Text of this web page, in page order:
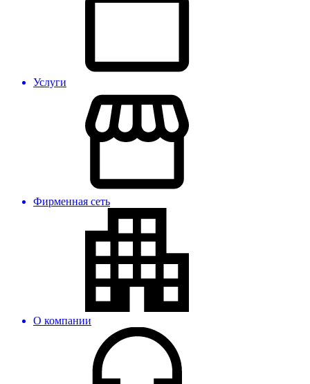
Услуги
Фирменная сеть
О компании